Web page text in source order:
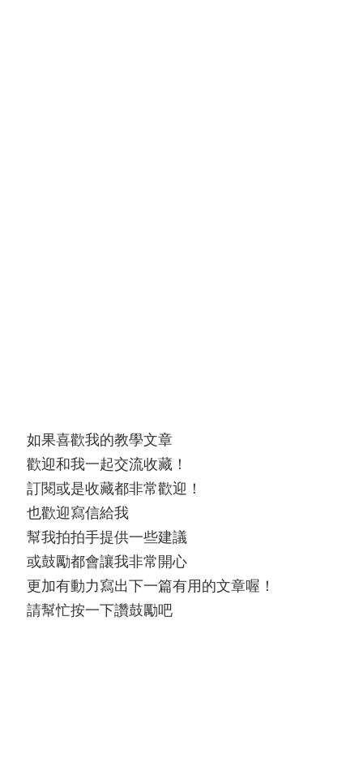
如果喜歡我的教學文章
歡迎和我一起交流收藏！
訂閱或是收藏都非常歡迎！
也歡迎寫信給我
幫我拍拍手提供一些建議
或鼓勵都會讓我非常開心
更加有動力寫出下一篇有用的文章喔！
請幫忙按一下讚鼓勵吧